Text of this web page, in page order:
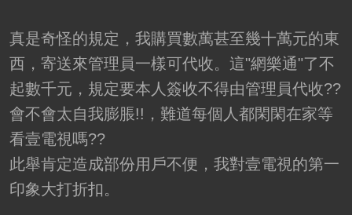
真是奇怪的規定，我購買數萬甚至幾十萬元的東
西，寄送來管理員一樣可代收。這"網樂通"了不
起數千元，規定要本人簽收不得由管理員代收??
會不會太自我膨脹!!，難道每個人都閑閑在家等
看壹電視嗎??
此舉肯定造成部份用戶不便，我對壹電視的第一
印象大打折扣。